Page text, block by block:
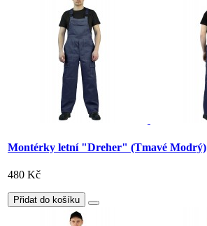
Montérky letní "Dreher" (Tmavé Modrý)
480 Kč
Přidat do košíku